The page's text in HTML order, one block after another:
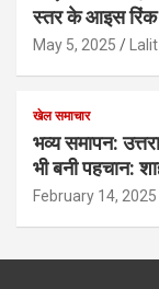
स्तर के आइस रिंक के
May 5, 2025
खेल समाचार
भव्य समापन:
भी बनी पहचान:
February 14, 2025